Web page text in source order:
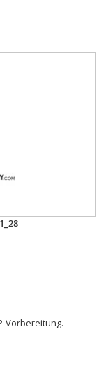
Vorbereitung.